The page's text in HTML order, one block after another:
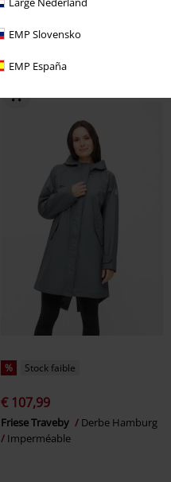
EMP Slovensko
EMP España
€ 118,99
Helgoby
Derbe Hamburg
% Stock faible
€ 107,99
Friese Traveby
Derbe Hamburg
Imperméable